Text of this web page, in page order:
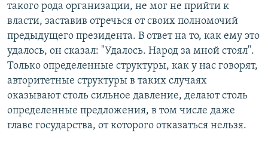
такого рода организации, не мог не прийти к
власти, заставив отречься от своих полномочий
предыдущего президента. В ответ на то, как ему это
удалось, он сказал: "Удалось. Народ за мной стоял".
Только определенные структуры, как у нас говорят,
авторитетные структуры в таких случаях
оказывают столь сильное давление, делают столь
определенные предложения, в том числе даже
главе государства, от которого отказаться нельзя.